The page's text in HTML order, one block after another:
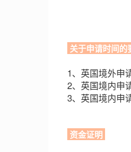
关于申请时间的
1、英国境外申
2、英国境内申
3、 英国境内申
资金证明